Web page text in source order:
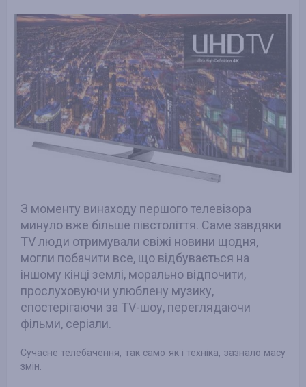
З моменту винаходу першого телевізора
минуло вже більше півстоліття. Саме завдяки
ТV люди отримували свіжі новини щодня,
могли побачити все, що відбувається на
іншому кінці землі, морально відпочити,
прослуховуючи улюблену музику,
спостерігаючи за TV-шоу, переглядаючи
фільми, серіали.
Сучасне телебачення, так само як і техніка, зазнало масу
змін.